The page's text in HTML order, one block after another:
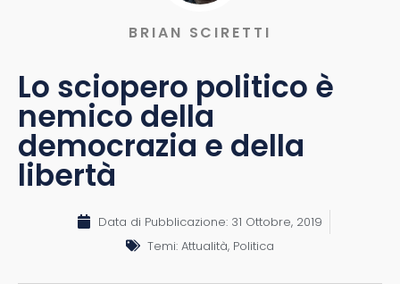
BRIAN SCIRETTI
Lo sciopero politico è
nemico della
democrazia e della
libertà
Data di Pubblicazione: 31 Ottobre, 2019
Temi: Attualità, Politica